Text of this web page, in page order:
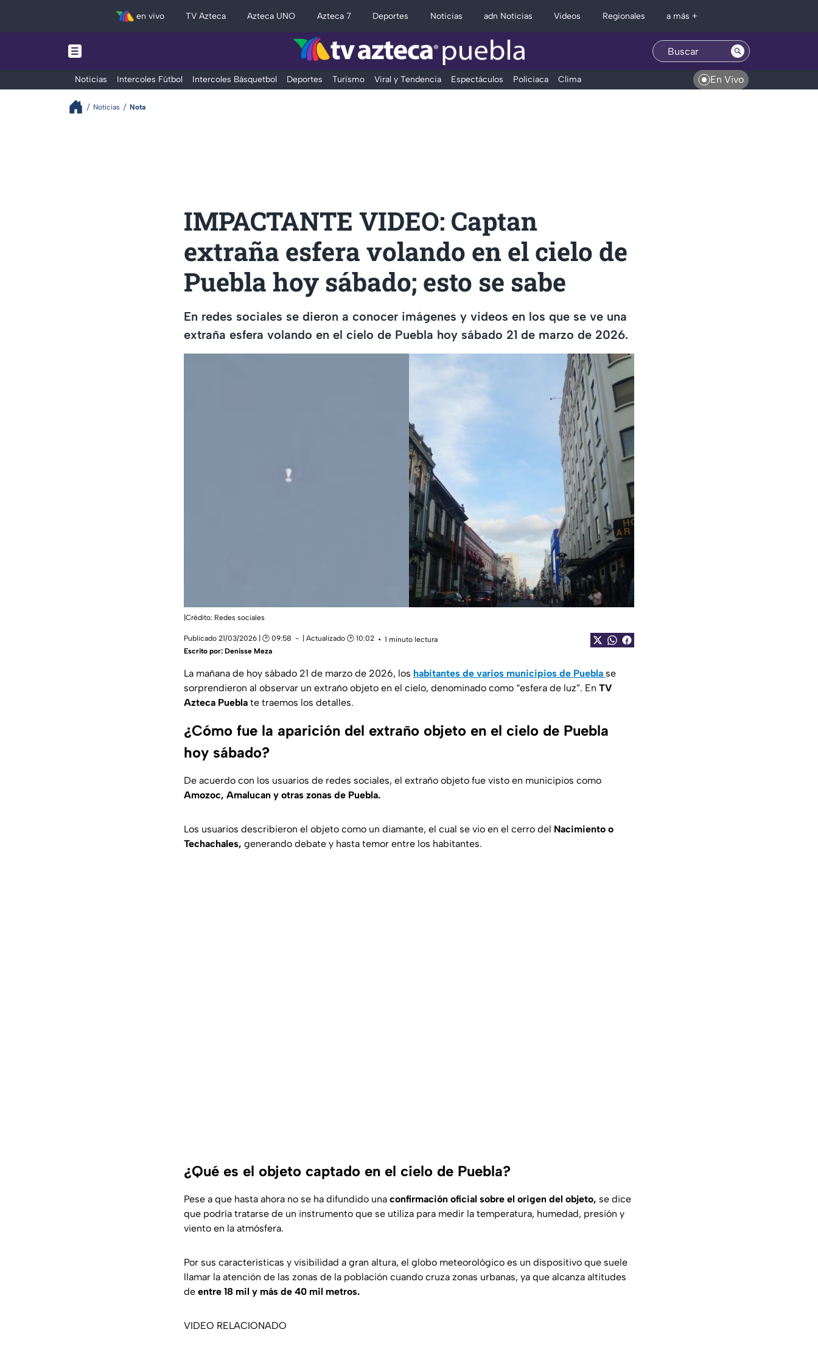
en vivo TV Azteca Azteca UNO Azteca 7 Deportes Noticias adn Noticias Videos Regionales a más +
Noticias Intercoles Fútbol Intercoles Básquetbol Deportes Turismo Viral y Tendencia Espectáculos Policiaca Clima En Vivo
Noticias Nota
IMPACTANTE VIDEO: Captan
extraña esfera volando en el cielo de
Puebla hoy sábado; esto se sabe
En redes sociales se dieron a conocer imágenes y videos en los que se ve una
extraña esfera volando en el cielo de Puebla hoy sábado 21 de marzo de 2026.
|Crédito: Redes sociales
Publicado 21/03/2026 | 🕑 09:58 | Actualizado 🕑 10:02
1 minuto lectura
Escrito por: Denisse Meza
La mañana de hoy sábado 21 de marzo de 2026, los habitantes de varios municipios de Puebla se
sorprendieron al observar un extraño objeto en el cielo, denominado como “esfera de luz”. En TV
Azteca Puebla te traemos los detalles.
¿Cómo fue la aparición del extraño objeto en el cielo de Puebla
hoy sábado?
De acuerdo con los usuarios de redes sociales, el extraño objeto fue visto en municipios como
Amozoc, Amalucan y otras zonas de Puebla.
Los usuarios describieron el objeto como un diamante, el cual se vio en el cerro del Nacimiento o
Techachales, generando debate y hasta temor entre los habitantes.
¿Qué es el objeto captado en el cielo de Puebla?
Pese a que hasta ahora no se ha difundido una confirmación oficial sobre el origen del objeto, se dice
que podría tratarse de un instrumento que se utiliza para medir la temperatura, humedad, presión y
viento en la atmósfera.
Por sus características y visibilidad a gran altura, el globo meteorológico es un dispositivo que suele
llamar la atención de las zonas de la población cuando cruza zonas urbanas, ya que alcanza altitudes
de entre 18 mil y más de 40 mil metros.
VIDEO RELACIONADO